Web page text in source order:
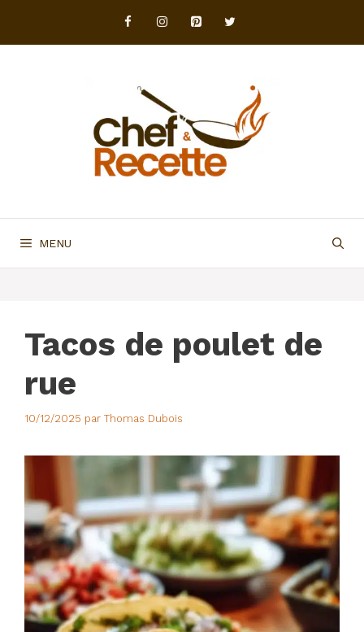
contenu
MENU
Tacos de poulet de
rue
10/12/2025 par Thomas Dubois